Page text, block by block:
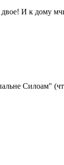
И к дому
Силоам"